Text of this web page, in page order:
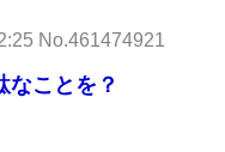
No.461474921
なことを？